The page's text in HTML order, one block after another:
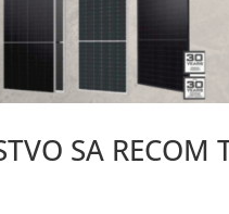
SA RECOM